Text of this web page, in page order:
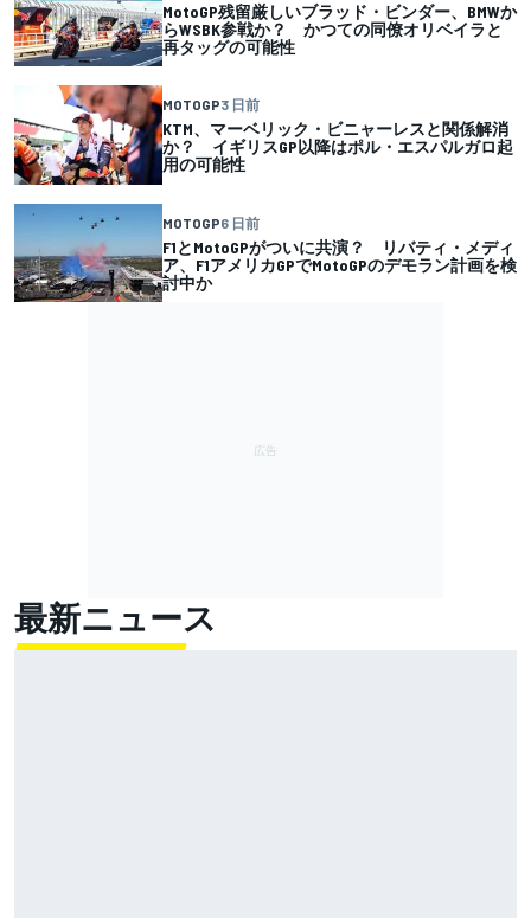
MotoGP残留厳しいブラッド・ビンダー、BMWか
らWSBK参戦か？ かつての同僚オリベイラと
再タッグの可能性
MOTOGP3 日前
KTM、マーベリック・ビニャーレスと関係解消
か？ イギリスGP以降はポル・エスパルガロ起
用の可能性
MOTOGP6 日前
F1とMotoGPがついに共演？ リバティ・メディ
ア、F1アメリカGPでMotoGPのデモラン計画を検
討中か
最新ニュース